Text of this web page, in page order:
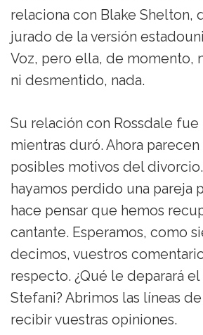
relaciona con Blake Shelton,
jurado de la versión
Voz, pero ella, de momento,
ni desmentido, nada.
Su relación con Rossdale
mientras duró. Ahora parecen
posibles motivos del
hayamos perdido una pareja
hace pensar que hemos
cantante. Esperamos, como
decimos, vuestros
respecto. ¿Qué le deparará
Stefani? Abrimos las líneas
recibir vuestras opiniones.